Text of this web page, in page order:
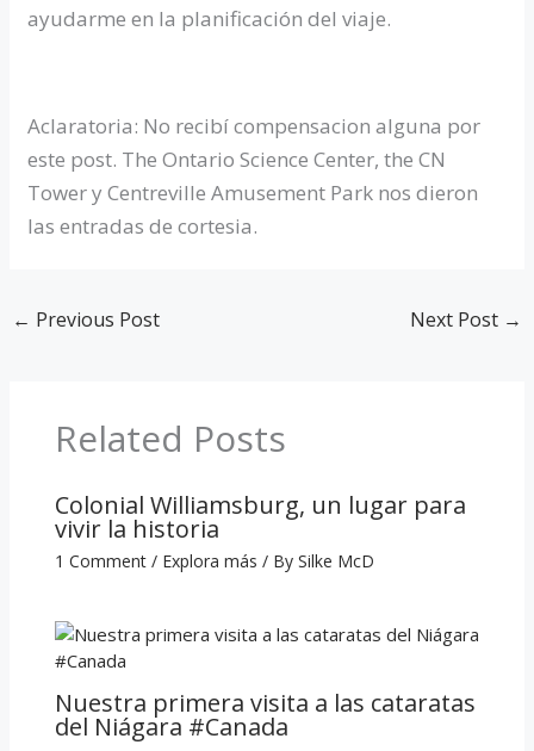
ayudarme en la planificación del viaje.
Aclaratoria: No recibí compensacion alguna por
este post. The Ontario Science Center, the CN
Tower y Centreville Amusement Park nos dieron
las entradas de cortesia.
← Previous Post Next Post →
Related Posts
Colonial Williamsburg, un lugar para
vivir la historia
1 Comment / Explora más / By Silke McD
Nuestra primera visita a las cataratas
del Niágara #Canada